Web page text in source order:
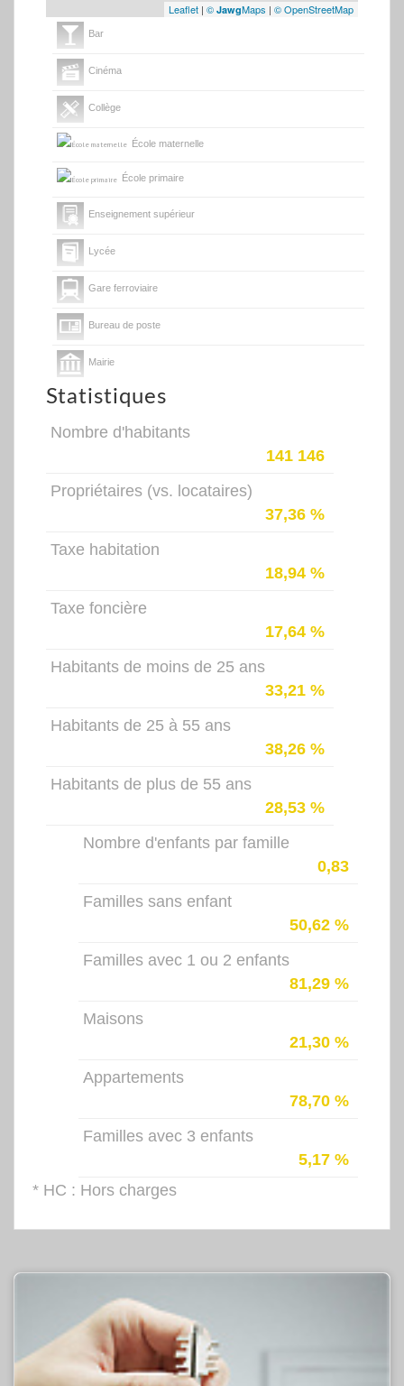
Leaflet | © JawgMaps | © OpenStreetMap
Bar
Cinéma
Collège
École maternelle
École primaire
Enseignement supérieur
Lycée
Gare ferroviaire
Bureau de poste
Mairie
Presse et Tabac
Statistiques
Nombre d'habitants
141 146
Propriétaires (vs. locataires)
37,36 %
Taxe habitation
18,94 %
Taxe foncière
17,64 %
Habitants de moins de 25 ans
33,21 %
Habitants de 25 à 55 ans
38,26 %
Habitants de plus de 55 ans
28,53 %
Nombre d'enfants par famille
0,83
Familles sans enfant
50,62 %
Familles avec 1 ou 2 enfants
81,29 %
Maisons
21,30 %
Appartements
78,70 %
Familles avec 3 enfants
5,17 %
* HC : Hors charges